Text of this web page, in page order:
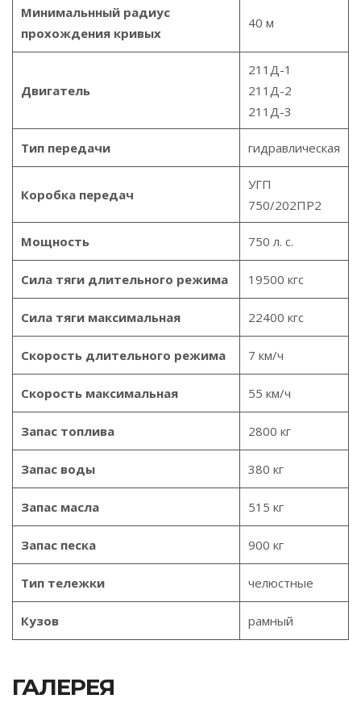
Минимальнный радиус
прохождения кривых
40 м
Двигатель
211Д-1
211Д-2
211Д-3
Тип передачи гидравлическая
Коробка передач
УГП
750/202ПР2
Мощность 750 л. с.
Сила тяги длительного режима 19500 кгс
Сила тяги максимальная 22400 кгс
Скорость длительного режима 7 км/ч
Скорость максимальная 55 км/ч
Запас топлива 2800 кг
Запас воды 380 кг
Запас масла 515 кг
Запас песка 900 кг
Тип тележки челюстные
Кузов рамный
ГАЛЕРЕЯ